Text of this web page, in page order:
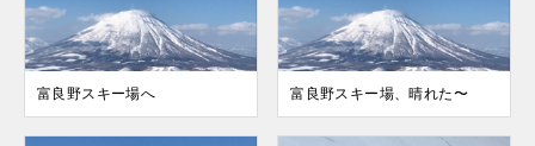
富良野スキー場へ 富良野スキー場、晴れた〜